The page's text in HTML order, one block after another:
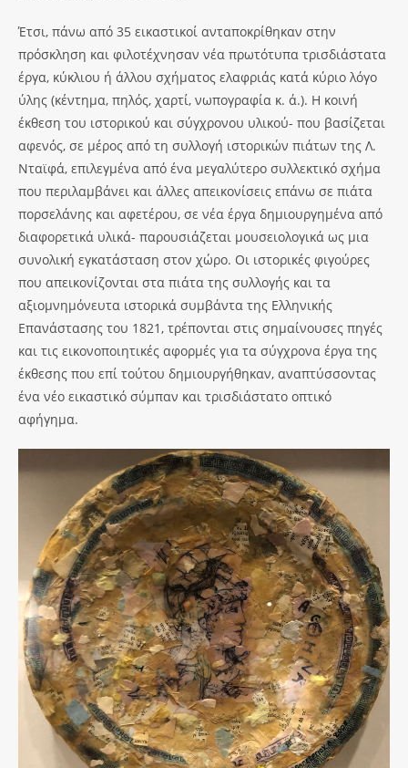
Έτσι, πάνω από 35 εικαστικοί ανταποκρίθηκαν στην
πρόσκληση και φιλοτέχνησαν νέα πρωτότυπα τρισδιάστατα
έργα, κύκλιου ή άλλου σχήματος ελαφριάς κατά κύριο λόγο
ύλης (κέντημα, πηλός, χαρτί, νωπογραφία κ. ά.). Η κοινή
έκθεση του ιστορικού και σύγχρονου υλικού- που βασίζεται
αφενός, σε μέρος από τη συλλογή ιστορικών πιάτων της Λ.
Νταϊφά, επιλεγμένα από ένα μεγαλύτερο συλλεκτικό σχήμα
που περιλαμβάνει και άλλες απεικονίσεις επάνω σε πιάτα
πορσελάνης και αφετέρου, σε νέα έργα δημιουργημένα από
διαφορετικά υλικά- παρουσιάζεται μουσειολογικά ως μια
συνολική εγκατάσταση στον χώρο. Οι ιστορικές φιγούρες
που απεικονίζονται στα πιάτα της συλλογής και τα
αξιομνημόνευτα ιστορικά συμβάντα της Ελληνικής
Επανάστασης του 1821, τρέπονται στις σημαίνουσες πηγές
και τις εικονοποιητικές αφορμές για τα σύγχρονα έργα της
έκθεσης που επί τούτου δημιουργήθηκαν, αναπτύσσοντας
ένα νέο εικαστικό σύμπαν και τρισδιάστατο οπτικό
αφήγημα.